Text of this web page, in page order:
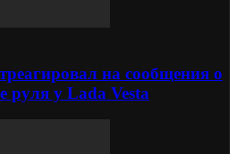
на сообщения о
руля у Lada Vesta